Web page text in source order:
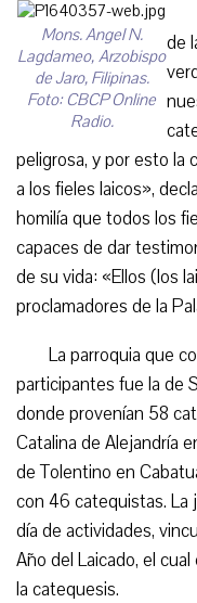
Mons. Angel N.
Lagdameo, Arzobispo
de Jaro, Filipinas.
Foto: CBCP Online
Radio.
de
peligrosa, y por esto la
a los fieles laicos»,
homilía que todos los
capaces de dar
de su vida: «Ellos (los
proclamadores de la
La parroquia que
participantes fue la de
donde provenían 58
Catalina de Alejandría
de Tolentino en
con 46 catequistas. La
día de actividades,
Año del Laicado, el
la catequesis.